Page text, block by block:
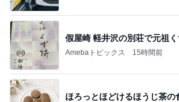
假屋崎 軽井沢の別荘で元祖
Amebaトピックス 15時間前
ほろっとほどけるほうじ茶の